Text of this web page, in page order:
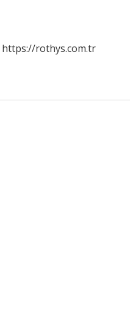
https://rothys.com.tr